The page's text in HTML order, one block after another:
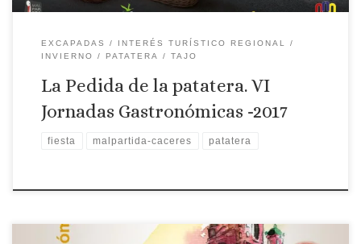
EXCAPADAS
INTERÉS TURÍSTICO REGIONAL
INVIERNO
PATATERA TAJO
La Pedida de la patatera. VI
Jornadas Gastronómicas -2017
fiesta malpartida-caceres patatera